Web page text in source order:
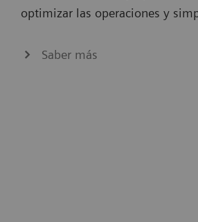
optimizar las operaciones y
Saber más